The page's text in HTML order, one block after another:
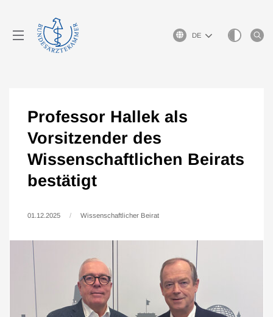
Sprachauswahl
Professor Hallek als
Vorsitzender des
Wissenschaftlichen Beirats
bestätigt
01.12.2025 Wissenschaftlicher Beirat